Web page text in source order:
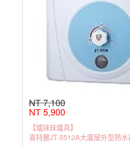
NT 7,100
NT 5,900
【爐妹妹爐具】
喜特麗JT-5512A大廈屋外型熱